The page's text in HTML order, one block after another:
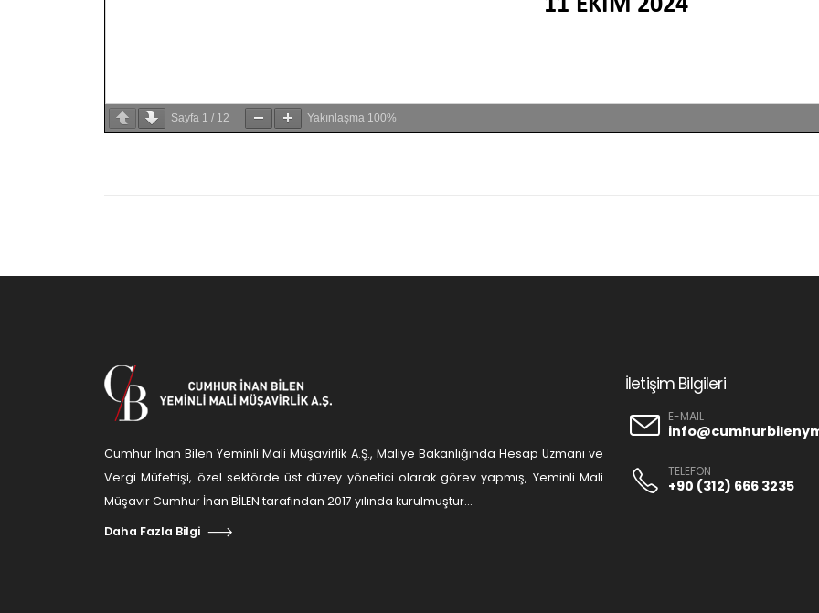
Sayfa 1 / 12 Yakınlaşma 100%
Cumhur İnan Bilen Yeminli Mali Müşavirlik A.Ş., Maliye Bakanlığında Hesap Uzmanı ve
Vergi Müfettişi, özel sektörde üst düzey yönetici olarak görev yapmış, Yeminli Mali
Müşavir Cumhur İnan BİLEN tarafından 2017 yılında kurulmuştur...
Daha Fazla Bilgi
İletişim Bilgileri
E-MAIL
TELEFON
+90 (312) 666 3235